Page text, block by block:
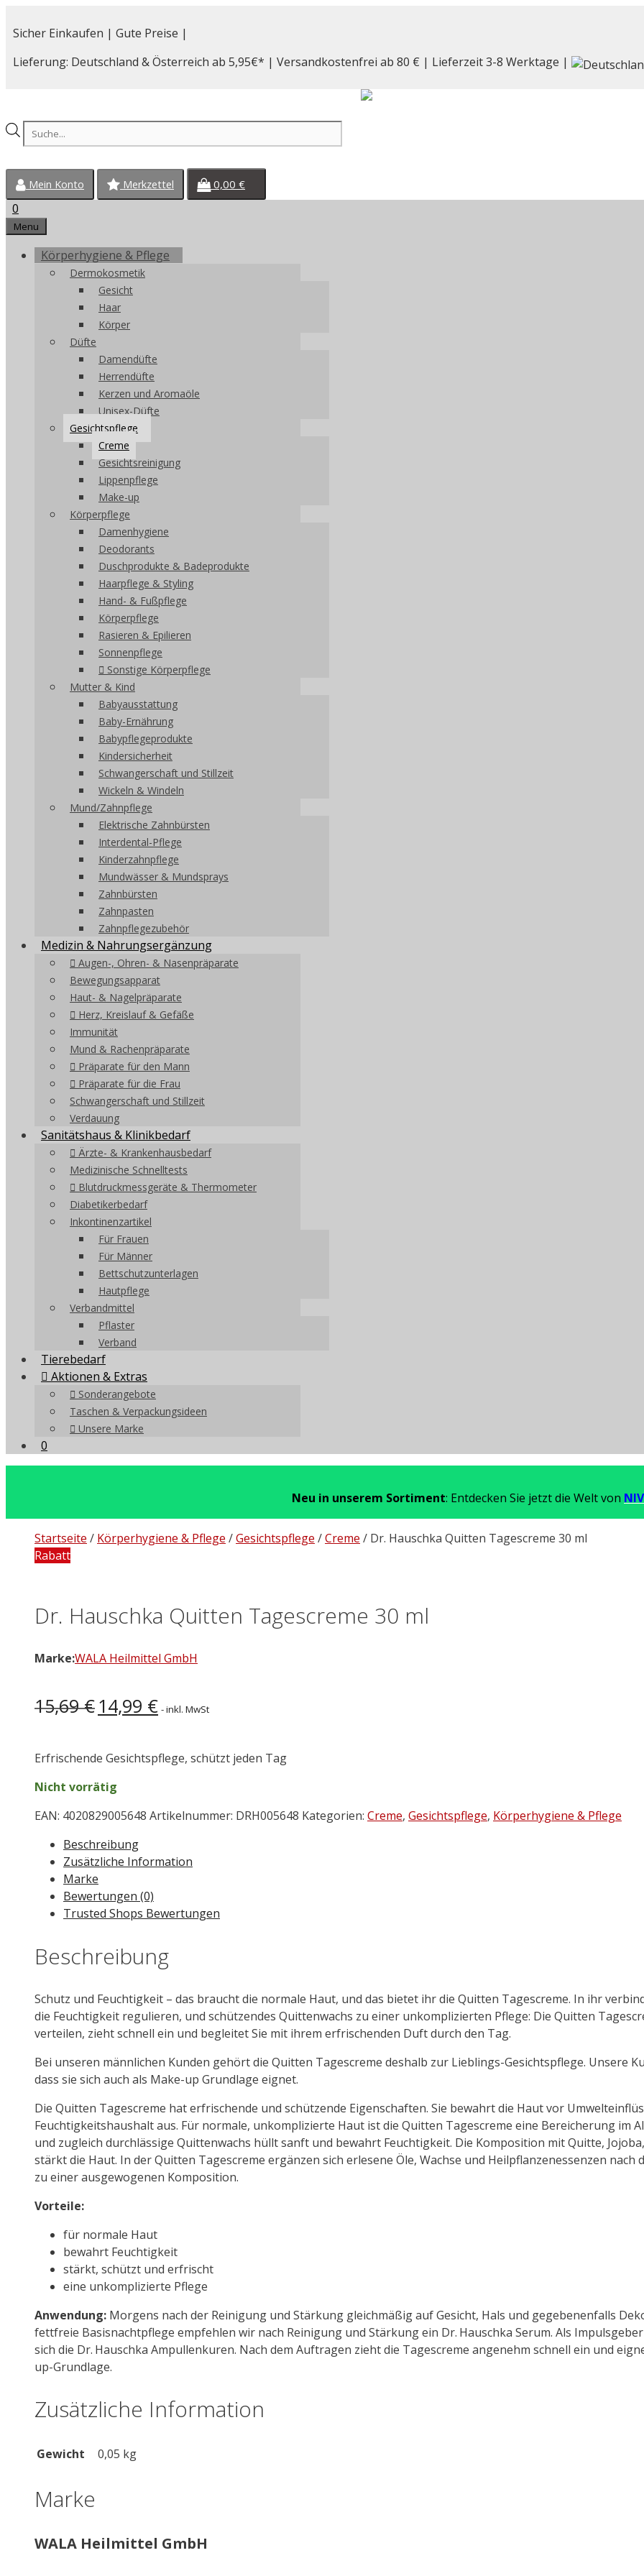
Inhalt
Sicher Einkaufen | Gute Preise |
Lieferung: Deutschland & Österreich ab 5,95€* | Versandkostenfrei ab 80 € | Lieferzeit 3-8 Werktage |
Products
search
Mein Konto Merkzettel 0,00 €
0
Menu
Körperhygiene & Pflege
Dermokosmetik
Gesicht
Haar
Körper
Düfte
Damendüfte
Herrendüfte
Kerzen und Aromaöle
Unisex-Düfte
Gesichtspflege
Creme
Gesichtsreinigung
Lippenpflege
Make-up
Körperpflege
Damenhygiene
Deodorants
Duschprodukte & Badeprodukte
Haarpflege & Styling
Hand- & Fußpflege
Körperpflege
Rasieren & Epilieren
Sonnenpflege
Sonstige Körperpflege
Mutter & Kind
Babyausstattung
Baby-Ernährung
Babypflegeprodukte
Kindersicherheit
Schwangerschaft und Stillzeit
Wickeln & Windeln
Mund/Zahnpflege
Elektrische Zahnbürsten
Interdental-Pflege
Kinderzahnpflege
Mundwässer & Mundsprays
Zahnbürsten
Zahnpasten
Zahnpflegezubehör
Medizin & Nahrungsergänzung
Augen-, Ohren- & Nasenpräparate
Bewegungsapparat
Haut- & Nagelpräparate
Herz, Kreislauf & Gefäße
Immunität
Mund & Rachenpräparate
Präparate für den Mann
Präparate für die Frau
Schwangerschaft und Stillzeit
Verdauung
Sanitätshaus & Klinikbedarf
Ärzte- & Krankenhausbedarf
Medizinische Schnelltests
Blutdruckmessgeräte & Thermometer
Diabetikerbedarf
Inkontinenzartikel
Für Frauen
Für Männer
Bettschutzunterlagen
Hautpflege
Verbandmittel
Pflaster
Verband
Tierebedarf
Aktionen & Extras
Sonderangebote
Taschen & Verpackungsideen
Unsere Marke
0
Neu in unserem Sortiment: Entdecken Sie jetzt die Welt von
Startseite / Körperhygiene & Pflege /Gesichtspflege /Creme / Dr. Hauschka Quitten Tagescreme 30 ml
Rabatt
Dr. Hauschka Quitten Tagescreme 30 ml
Marke:WALA Heilmittel GmbH
15,69€ Ursprünglicher
Preis
15,69 €
14,99 €Aktueller
Preis
14,99 €.
- inkl. MwSt
Erfrischende Gesichtspflege, schützt jeden Tag
Nicht vorrätig
EAN: 4020829005648 Artikelnummer: DRH005648 Kategorien: Creme, Gesichtspflege, Körperhygiene & Pflege
Beschreibung
Zusätzliche Information
Marke
Bewertungen (0)
Trusted Shops Bewertungen
Beschreibung
Schutz und Feuchtigkeit – das braucht die normale Haut, und das bietet ihr die Quitten Tagescreme. In ihr
die Feuchtigkeit regulieren, und schützendes Quittenwachs zu einer unkomplizierten Pflege: Die Quitten
verteilen, zieht schnell ein und begleitet Sie mit ihrem erfrischenden Duft durch den Tag.
Bei unseren männlichen Kunden gehört die Quitten Tagescreme deshalb zur Lieblings-Gesichtspflege. Unsere
dass sie sich auch als Make-up Grundlage eignet.
Die Quitten Tagescreme hat erfrischende und schützende Eigenschaften. Sie bewahrt die Haut vor
Feuchtigkeitshaushalt aus. Für normale, unkomplizierte Haut ist die Quitten Tagescreme eine Bereicherung im
und zugleich durchlässige Quittenwachs hüllt sanft und bewahrt Feuchtigkeit. Die Komposition mit Quitte,
stärkt die Haut. In der Quitten Tagescreme ergänzen sich erlesene Öle, Wachse und Heilpflanzenessenzen nach
zu einer ausgewogenen Komposition.
Vorteile:
für normale Haut
bewahrt Feuchtigkeit
stärkt, schützt und erfrischt
eine unkomplizierte Pflege
Anwendung: Morgens nach der Reinigung und Stärkung gleichmäßig auf Gesicht, Hals und gegebenenfalls
fettfreie Basisnachtpflege empfehlen wir nach Reinigung und Stärkung ein Dr. Hauschka Serum. Als
sich die Dr. Hauschka Ampullenkuren. Nach dem Auftragen zieht die Tagescreme angenehm schnell ein und
up-Grundlage.
Zusätzliche Information
Gewicht 0,05 kg
Marke
WALA Heilmittel GmbH